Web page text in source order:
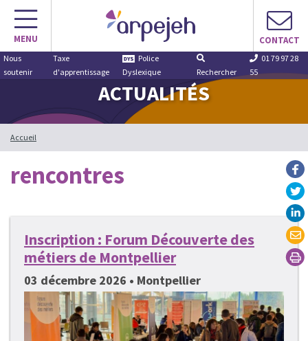
Aller
contenu
MENU CONTACT
Nous
soutenir
Taxe
d'apprentissage
Police
Dyslexique
Rechercher
01 79 97 28
55
ACTUALITÉS
Accueil
rencontres
Inscription : Forum Découverte des
métiers de Montpellier
03 décembre 2026 • Montpellier